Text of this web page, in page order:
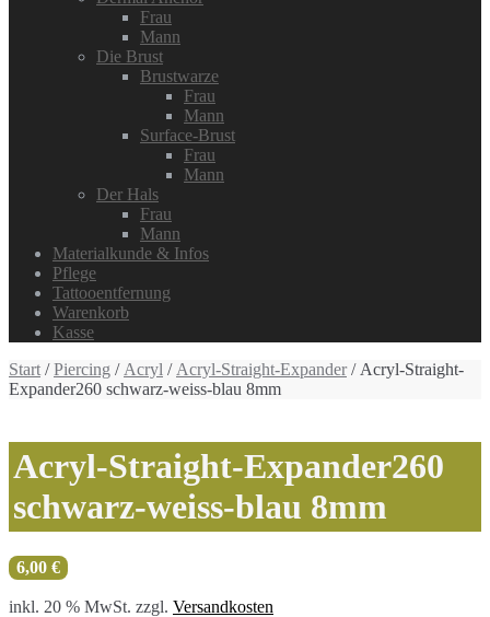
Frau
Mann
Die Brust
Brustwarze
Frau
Mann
Surface-Brust
Frau
Mann
Der Hals
Frau
Mann
Materialkunde & Infos
Pflege
Tattooentfernung
Warenkorb
Kasse
Start /Piercing / Acryl / Acryl-Straight-Expander/ Acryl-Straight-
Expander260 schwarz-weiss-blau 8mm
Acryl-Straight-Expander260
schwarz-weiss-blau 8mm
6,00 €
inkl. 20 % MwSt. zzgl. Versandkosten